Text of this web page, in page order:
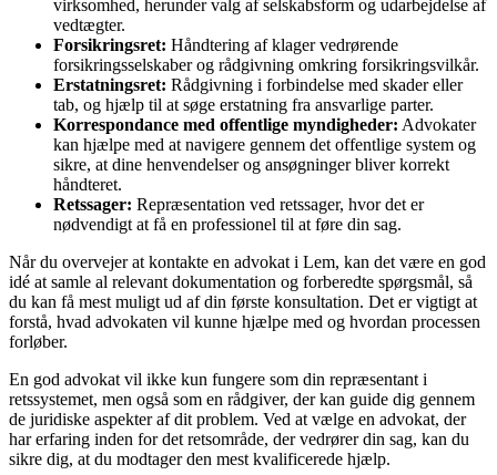
virksomhed, herunder valg af selskabsform og udarbejdelse af
vedtægter.
Forsikringsret: Håndtering af klager vedrørende
forsikringsselskaber og rådgivning omkring forsikringsvilkår.
Erstatningsret: Rådgivning i forbindelse med skader eller
tab, og hjælp til at søge erstatning fra ansvarlige parter.
Korrespondance med offentlige myndigheder: Advokater
kan hjælpe med at navigere gennem det offentlige system og
sikre, at dine henvendelser og ansøgninger bliver korrekt
håndteret.
Retssager: Repræsentation ved retssager, hvor det er
nødvendigt at få en professionel til at føre din sag.
Når du overvejer at kontakte en advokat i Lem, kan det være en god
idé at samle al relevant dokumentation og forberedte spørgsmål, så
du kan få mest muligt ud af din første konsultation. Det er vigtigt at
forstå, hvad advokaten vil kunne hjælpe med og hvordan processen
forløber.
En god advokat vil ikke kun fungere som din repræsentant i
retssystemet, men også som en rådgiver, der kan guide dig gennem
de juridiske aspekter af dit problem. Ved at vælge en advokat, der
har erfaring inden for det retsområde, der vedrører din sag, kan du
sikre dig, at du modtager den mest kvalificerede hjælp.